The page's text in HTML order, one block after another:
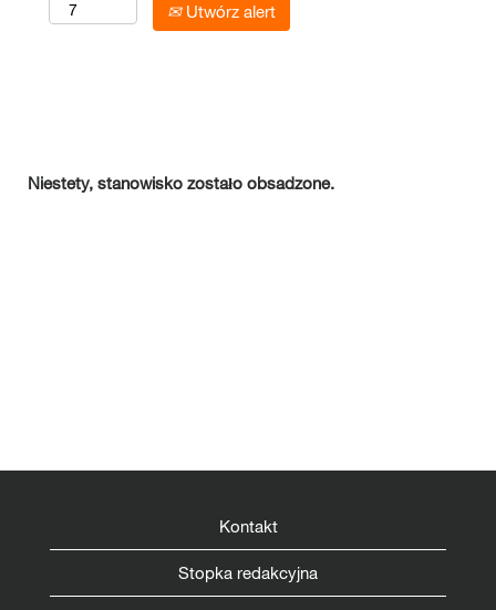
Utwórz alert
Niestety, stanowisko zostało obsadzone.
Kontakt
Stopka redakcyjna